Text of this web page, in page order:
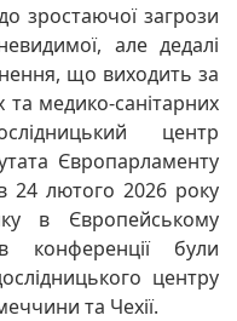
зростаючої загрози
але дедалі
що виходить за
та медико-санітарних
центр
Європарламенту
24 лютого 2026 року
в Європейському
конференції були
центру
та Чехії.